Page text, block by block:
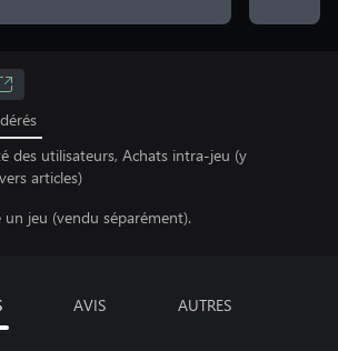
des utilisateurs, Achats intra-jeu (y
articles)
jeu (vendu séparément).
AVIS AUTRES